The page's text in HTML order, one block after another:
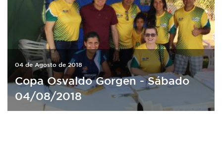
04 de Agosto de 2018
Copa Osvaldo Gorgen - Sábado
04/08/2018